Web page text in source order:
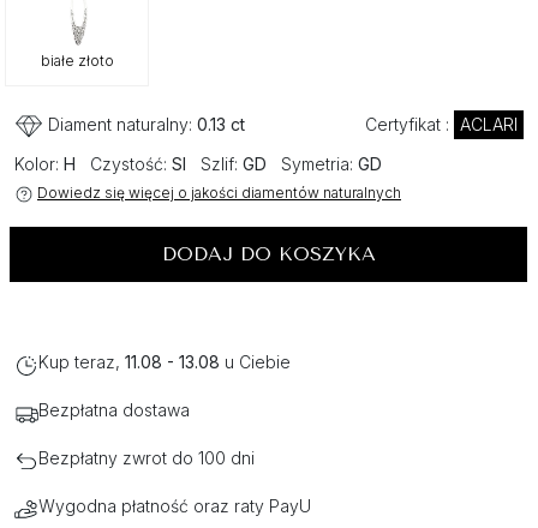
białe złoto
Diament naturalny: 0.13 ct Certyfikat : ACLARI
Kolor: H Czystość: SI Szlif: GD Symetria: GD
Dowiedz się więcej o jakości diamentów naturalnych
DODAJ DO KOSZYKA
Kup teraz, 11.08 - 13.08 u Ciebie
Bezpłatna dostawa
Bezpłatny zwrot do 100 dni
Wygodna płatność oraz raty PayU